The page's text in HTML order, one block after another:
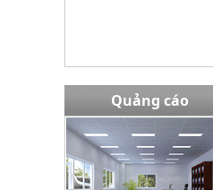
Quảng cáo